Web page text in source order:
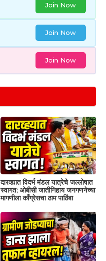
Join Now
Join Now
Join Now
दारव्ह्यात विदर्भ मंडल यात्रेचे जल्लोषात
स्वागत; ओबीसी जातीनिहाय जनगणनेच्या
मागणीला काँग्रेसचा ठाम पाठिंबा